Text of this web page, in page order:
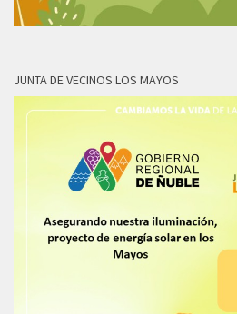
JUNTA DE VECINOS LOS MAYOS